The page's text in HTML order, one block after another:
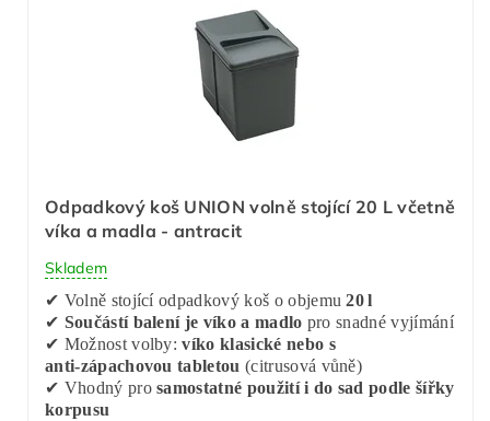
Odpadkový koš UNION volně stojící 20 L včetně
víka a madla - antracit
Skladem
✔ Volně stojící odpadkový koš o objemu20 l
✔ Součástí balení je víko a madlo pro snadné vyjímání
✔ Možnost volby:víko klasické nebo s
anti‑zápachovou tabletou (citrusová vůně)
✔ Vhodný prosamostatné použití i do sad podle šířky
korpusu